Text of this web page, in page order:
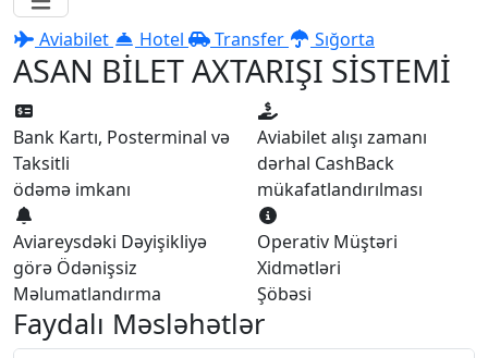
Aviabilet Hotel Transfer Sığorta
ASAN BİLET AXTARIŞI SİSTEMİ
Bank Kartı, Posterminal və
Taksitli
ödəmə imkanı
Aviabilet alışı zamanı
dərhal CashBack
mükafatlandırılması
Aviareysdəki Dəyişikliyə
görə Ödənişsiz
Məlumatlandırma
Operativ Müştəri
Xidmətləri
Şöbəsi
Faydalı Məsləhətlər